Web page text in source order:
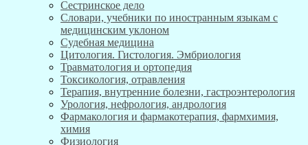
Сестринское дело
Словари, учебники по иностранным языкам с
медицинским уклоном
Судебная медицина
Цитология. Гистология. Эмбриология
Травматология и ортопедия
Токсикология, отравления
Терапия, внутренние болезни, гастроэнтерология
Урология, нефрология, андрология
Фармакология и фармакотерапия, фармхимия,
химия
Физиология